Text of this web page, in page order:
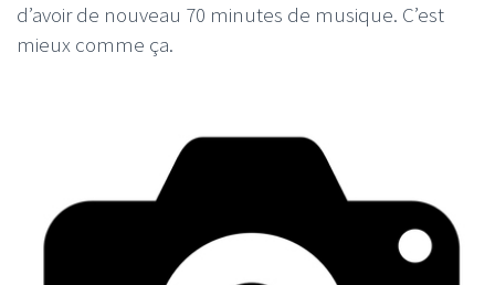
d’avoir de nouveau 70 minutes de musique. C’est
mieux comme ça.